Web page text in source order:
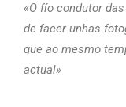
«O fío condutor
de facer unhas
que ao mesmo
actual»